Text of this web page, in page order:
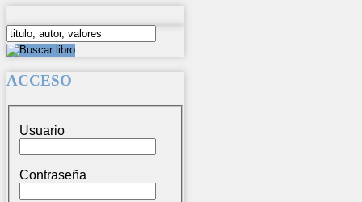
ACCESO
Usuario
Contraseña